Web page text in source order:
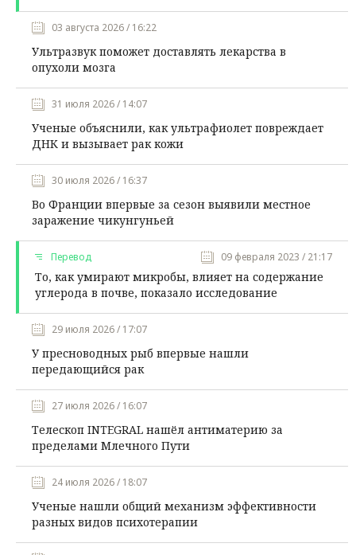
03 августа 2026 / 16:22
Ультразвук поможет доставлять лекарства в
опухоли мозга
31 июля 2026 / 14:07
Ученые объяснили, как ультрафиолет повреждает
ДНК и вызывает рак кожи
30 июля 2026 / 16:37
Во Франции впервые за сезон выявили местное
заражение чикунгуньей
Перевод 09 февраля 2023 / 21:17
То, как умирают микробы, влияет на содержание
углерода в почве, показало исследование
29 июля 2026 / 17:07
У пресноводных рыб впервые нашли
передающийся рак
27 июля 2026 / 16:07
Телескоп INTEGRAL нашёл антиматерию за
пределами Млечного Пути
24 июля 2026 / 18:07
Ученые нашли общий механизм эффективности
разных видов психотерапии